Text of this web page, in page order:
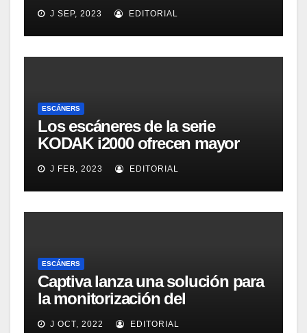
problema de costes y cuello de
botella de los laboratorios
LabOne
J SEP, 2023 EDITORIAL
ESCÁNERS
Los escáneres de la serie
KODAK i2000 ofrecen mayor
eficacia, productividad y
colaboración en la oficina
J FEB, 2023 EDITORIAL
ESCÁNERS
Captiva lanza una solución para
la monitorización del
rendimiento de sistemas de
J OCT, 2022 EDITORIAL